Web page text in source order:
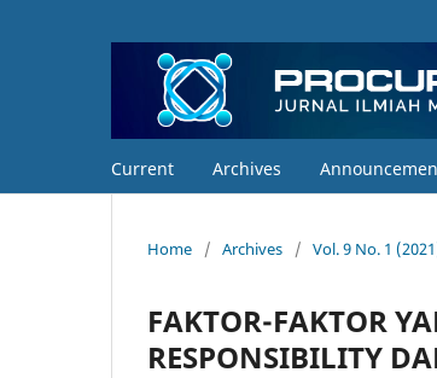
Current Archives
Home / Archives / Vol. 9 No. 1
FAKTOR-FAKTOR
RESPONSIBILITY